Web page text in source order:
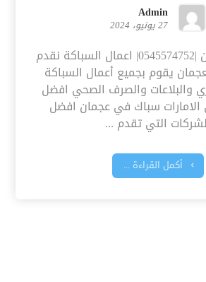
Admin
27 يونيو، 2024
سباك في عجمان |0545574752| اعمال السباكة نقدم
يقوم بجميع أعمال السباكة
والبلاعات والصرف الصحي افضل
الامارات سباك في عجمان افضل
التي تقدم ...
أكمل القراءة ...